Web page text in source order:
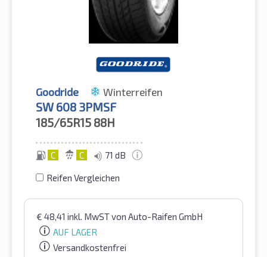
Goodride Winterreifen
SW 608 3PMSF
185/65R15 88H
C C 71 dB
Reifen Vergleichen
€ 48,41 inkl. MwSTvon Auto-Raifen GmbH
AUF LAGER
Versandkostenfrei